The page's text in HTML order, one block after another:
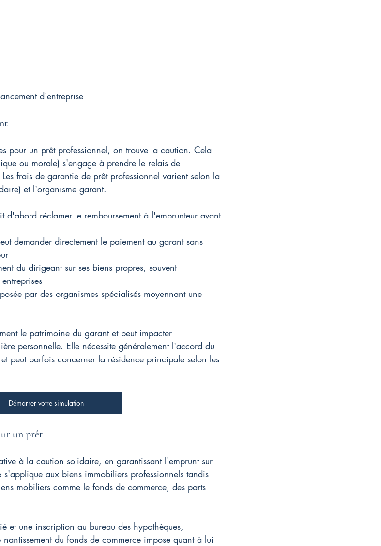
d'entreprise
pour un prêt professionnel, on trouve la caution. Cela
ou morale) s'engage à prendre le relais de
frais de garantie de prêt professionnel varient selon la
et l'organisme garant.
d'abord réclamer le remboursement à l'emprunteur avant
demander directement le paiement au garant sans
du dirigeant sur ses biens propres, souvent
par des organismes spécialisés moyennant une
le patrimoine du garant et peut impacter
personnelle. Elle nécessite généralement l'accord du
peut parfois concerner la résidence principale selon les
Démarrer votre simulation
un prêt
à la caution solidaire, en garantissant l'emprunt sur
s'applique aux biens immobiliers professionnels tandis
mobiliers comme le fonds de commerce, des parts
et une inscription au bureau des hypothèques,
du fonds de commerce impose quant à lui